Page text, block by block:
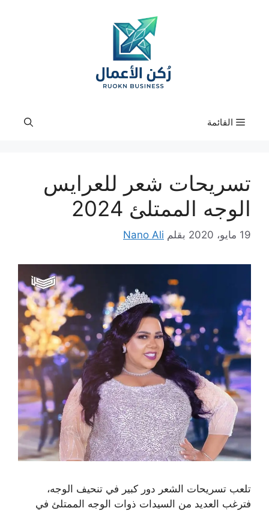
القائمة
تسريحات شعر للعرايس
الوجه الممتلئ 2024
19 مايو، 2020 بقلم Nano Ali
تلعب تسريحات الشعر دور كبير في تنحيف الوجه،
فترغب العديد من السيدات ذوات الوجه الممتلئ في